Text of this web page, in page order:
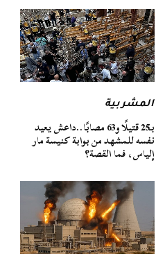
المشربية
بـ25 قتيلًا و63 مصابًا..داعش يعيد
نفسه للمشهد من بوابة كنيسة مار
إلياس، فما القصة؟